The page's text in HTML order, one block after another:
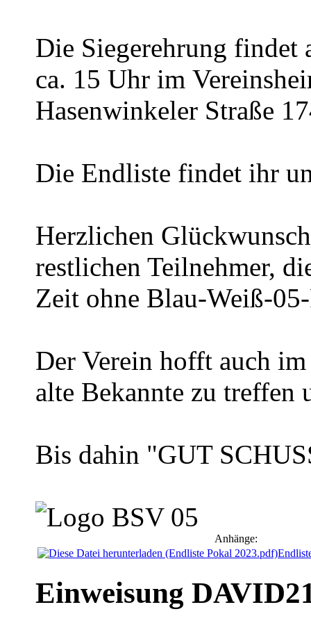
Die Siegerehrung findet
ca. 15 Uhr im
Hasenwinkeler Straße
Die Endliste findet ihr
Herzlichen
restlichen Teilnehmer,
Zeit ohne Blau-Weiß-
Der Verein hofft auch
alte Bekannte zu treffen
Bis dahin "GUT
Anhänge:
Einweisung